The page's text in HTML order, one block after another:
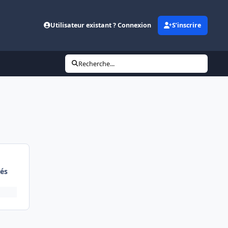
Utilisateur existant ? Connexion S’inscrire
Recherche...